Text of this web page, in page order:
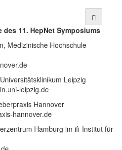
11. HepNet Symposiums
Medizinische Hochschule
Leipzig
leipzig.de
Hannover
hannover.de
Hamburg im ifi-Institut für